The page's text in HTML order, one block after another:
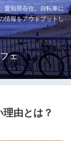
愛知県在住。自転車に
情報をアウトプットし
ェ
理由とは？